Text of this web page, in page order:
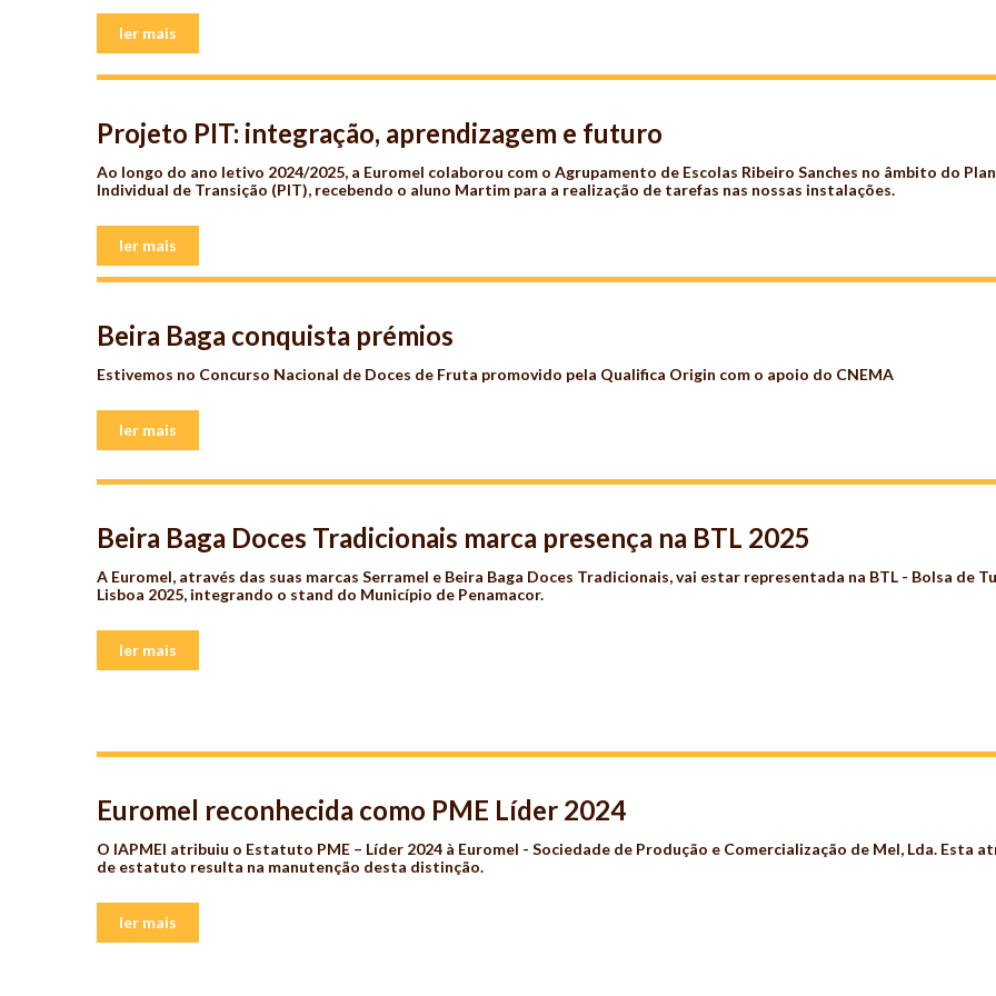
ler mais
Projeto PIT: integração, aprendizagem e futuro
Ao longo do ano letivo 2024/2025, a Euromel colaborou com o Agrupamento de Escolas Ribeiro Sanches no âmbito do
Individual de Transição (PIT), recebendo o aluno Martim para a realização de tarefas nas nossas instalações.
ler mais
Beira Baga conquista prémios
Estivemos no Concurso Nacional de Doces de Fruta promovido pela Qualifica Origin com o apoio do CNEMA
ler mais
Beira Baga Doces Tradicionais marca presença na BTL 2025
A Euromel, através das suas marcas Serramel e Beira Baga Doces Tradicionais, vai estar representada na BTL - Bolsa de
Lisboa 2025, integrando o stand do Município de Penamacor.
ler mais
Euromel reconhecida como PME Líder 2024
O IAPMEI atribuiu o Estatuto PME – Líder 2024 à Euromel - Sociedade de Produção e Comercialização de Mel, Lda. Esta
de estatuto resulta na manutenção desta distinção.
ler mais